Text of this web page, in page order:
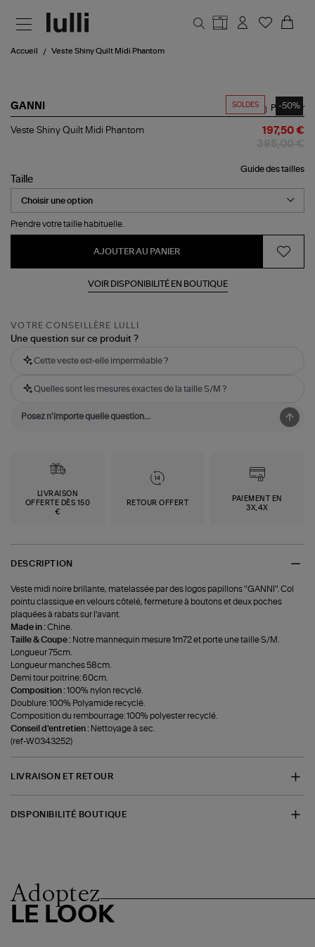
Accueil Veste Shiny Quilt Midi Phantom
SOLDES -50%
GANNI
Veste
Phantom
Partager
Veste Shiny Quilt Midi Phantom 197,50 €
Guide des tailles
Taille
Prendre votre taille habituelle.
AJOUTER AU PANIER
VOIR DISPONIBILITÉ EN BOUTIQUE
VOTRE CONSEILLÈRE LULLI
Une question sur ce produit ?
Cette veste est-elle imperméable ?
Quelles sont les mesures exactes de la taille S/M ?
LIVRAISON
OFFERTE DÈS 150
€
RETOUR OFFERT
PAIEMENT EN
3X,4X
DESCRIPTION
Veste midi noire brillante, matelassée par des logos papillons "GANNI". Col
pointu classique en velours côtelé, fermeture à boutons et deux poches
plaquées à rabats sur l'avant.
Made in :Chine.
Taille & Coupe : Notre mannequin mesure 1m72 et porte une taille S/M.
Longueur 75cm.
Longueur manches 58cm.
Demi tour poitrine: 60cm.
Composition :100% nylon recyclé.
Doublure: 100% Polyamide recyclé.
Composition du rembourrage: 100% polyester recyclé.
Conseil d'entretien : Nettoyage à sec.
(ref-W0343252)
LIVRAISON ET RETOUR
DISPONIBILITÉ BOUTIQUE
Adoptez
LE LOOK